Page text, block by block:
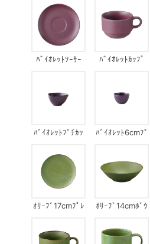
ﾊﾞｲｵﾚｯﾄｿｰｻｰ ﾊﾞｲｵﾚｯﾄｶｯﾌﾟ
ﾊﾞｲｵﾚｯﾄﾌﾟﾁｶｯ
ﾊﾞｲｵﾚｯﾄ6cmﾌﾟ
ｵﾘｰﾌﾞ17cmﾌﾟﾚ
ｵﾘｰﾌﾞ14cmﾎﾞｳ